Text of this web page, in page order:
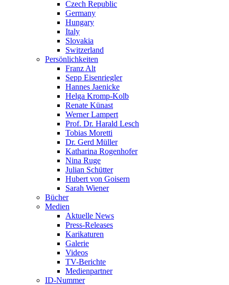
Czech Republic
Germany
Hungary
Italy
Slovakia
Switzerland
Persönlichkeiten
Franz Alt
Sepp Eisenriegler
Hannes Jaenicke
Helga Kromp-Kolb
Renate Künast
Werner Lampert
Prof. Dr. Harald Lesch
Tobias Moretti
Dr. Gerd Müller
Katharina Rogenhofer
Nina Ruge
Julian Schütter
Hubert von Goisern
Sarah Wiener
Bücher
Medien
Aktuelle News
Press-Releases
Karikaturen
Galerie
Videos
TV-Berichte
Medienpartner
ID-Nummer